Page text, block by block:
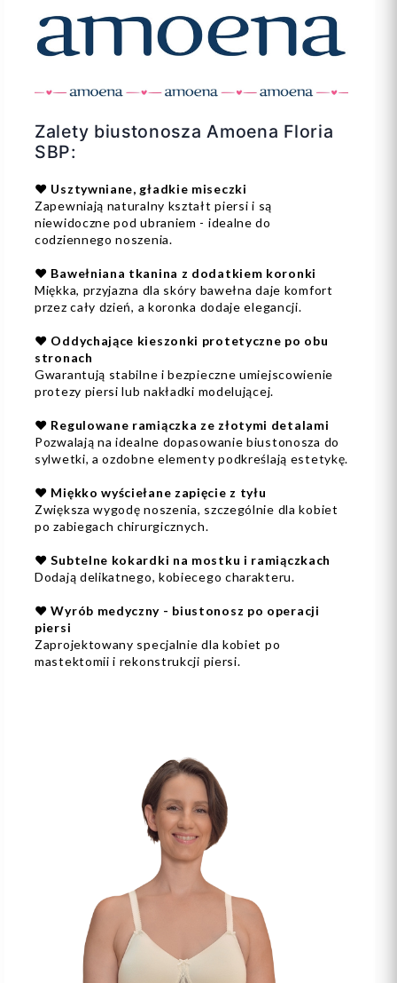
Zalety biustonosza Amoena Floria
SBP:
❤️ Usztywniane, gładkie miseczki
Zapewniają naturalny kształt piersi i są
niewidoczne pod ubraniem - idealne do
codziennego noszenia.
❤️ Bawełniana tkanina z dodatkiem koronki
Miękka, przyjazna dla skóry bawełna daje komfort
przez cały dzień, a koronka dodaje elegancji.
❤️ Oddychające kieszonki protetyczne po obu
stronach
Gwarantują stabilne i bezpieczne umiejscowienie
protezy piersi lub nakładki modelującej.
❤️ Regulowane ramiączka ze złotymi detalami
Pozwalają na idealne dopasowanie biustonosza do
sylwetki, a ozdobne elementy podkreślają estetykę.
❤️ Miękko wyściełane zapięcie z tyłu
Zwiększa wygodę noszenia, szczególnie dla kobiet
po zabiegach chirurgicznych.
❤️ Subtelne kokardki na mostku i ramiączkach
Dodają delikatnego, kobiecego charakteru.
❤️ Wyrób medyczny - biustonosz po operacji
piersi
Zaprojektowany specjalnie dla kobiet po
mastektomii i rekonstrukcji piersi.